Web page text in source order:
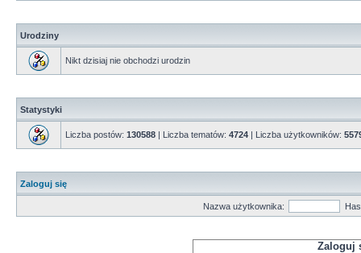
Urodziny
Nikt dzisiaj nie obchodzi urodzin
Statystyki
Liczba postów: 130588 | Liczba tematów: 4724 | Liczba użytkowników:
Zaloguj się
Nazwa użytkownika:
Zaloguj